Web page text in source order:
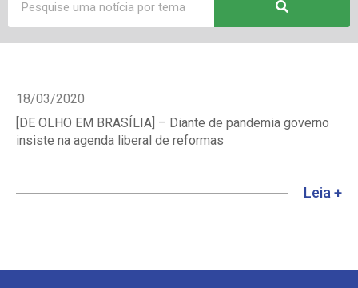
18/03/2020
[DE OLHO EM BRASÍLIA] – Diante de pandemia governo
insiste na agenda liberal de reformas
Leia +